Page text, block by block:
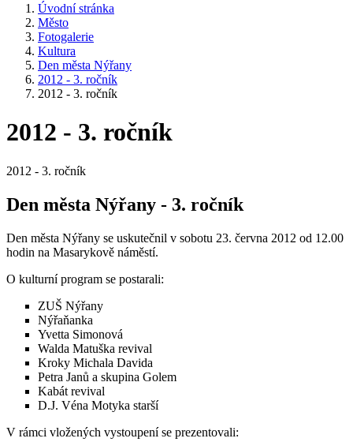
Úvodní stránka
Město
Fotogalerie
Kultura
Den města Nýřany
2012 - 3. ročník
2012 - 3. ročník
2012 - 3. ročník
2012 - 3. ročník
Den města Nýřany - 3. ročník
Den města Nýřany se uskutečnil v sobotu 23. června 2012 od 12.00
hodin na Masarykově náměstí.
O kulturní program se postarali:
ZUŠ Nýřany
Nýřaňanka
Yvetta Simonová
Walda Matuška revival
Kroky Michala Davida
Petra Janů a skupina Golem
Kabát revival
D.J. Véna Motyka starší
V rámci vložených vystoupení se prezentovali: